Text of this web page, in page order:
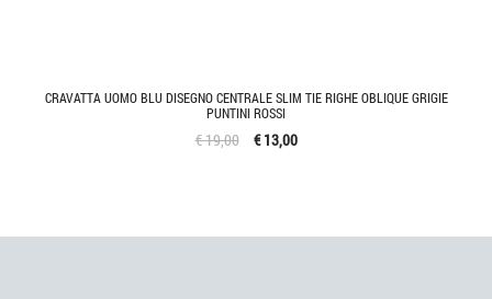
CRAVATTA UOMO BLU DISEGNO CENTRALE SLIM TIE RIGHE OBLIQUE GRIGIE
PUNTINI ROSSI
€ 19,00 € 13,00